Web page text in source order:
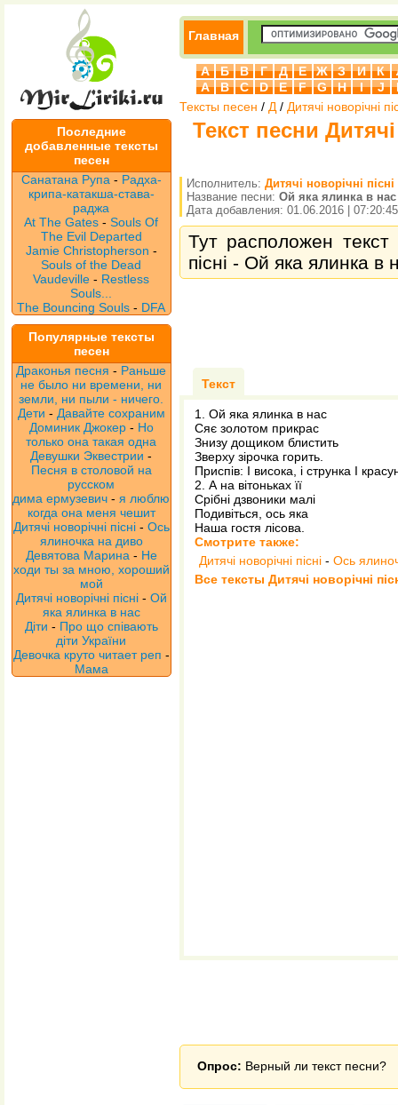
Последние
добавленные тексты
песен
Санатана Рупа - Радха-
крипа-катакша-става-
раджа
At The Gates -Souls Of
The Evil Departed
Jamie Christopherson -
Souls of the Dead
Vaudeville- Restless
Souls...
The Bouncing Souls - DFA
Популярные тексты
песен
Драконья песня - Раньше
не было ни времени, ни
земли, ни пыли - ничего.
Дети - Давайте сохраним
Доминик Джокер - Но
только она такая одна
Девушки Эквестрии -
Песня в столовой на
русском
дима ермузевич -я люблю
когда она меня чешит
Дитячі новорічні пісні - Ось
ялиночка на диво
Девятова Марина - Не
ходи ты за мною, хороший
мой
Дитячі новорічні пісні - Ой
яка ялинка в нас
Діти - Про що співають
діти України
Девочка круто читает реп -
Мама
Главная
А Б В Г Д Е Ж З И К
A
B C D E F G H I J
Тексты песен / Д / Дитячі новорічні
Текст песни
Исполнитель: Дитячі новорічні пісні
Название песни: Ой яка ялинка в нас
Дата добавления: 01.06.2016 | 07:20:45
Тут расположен текст
пісні - Ой яка ялинка
Текст
1. Ой яка ялинка в нас
Сяє золотом прикрас
Знизу дощиком блистить
Зверху зірочка горить.
Приспів: І висока, і струнка І
2. А на вітоньках її
Срібні дзвоники малі
Подивіться, ось яка
Наша гостя лісова.
Смотрите также:
Дитячі новорічні пісні - Ось
Все тексты Дитячі новорічні
Опрос: Верный ли текст песни?